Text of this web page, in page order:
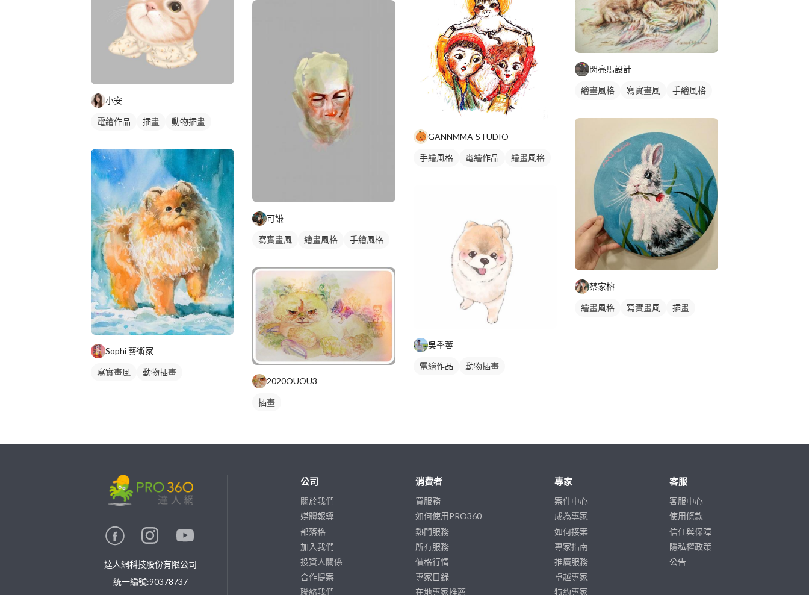
小安
電繪作品 插畫 動物插畫
Sophi 藝術家
寫實畫風 動物插畫
可謙
寫實畫風 繪畫風格
手繪風格
2020OUOU3
插畫
GANNMMA∙STUDIO
手繪風格 電繪作品
繪畫風格
吳季蓉
電繪作品 動物插畫
閃亮馬設計
繪畫風格 寫實畫風
手繪風格
蔡家榕
繪畫風格 寫實畫風
插畫
達人網科技股份有限公司
統一編號:90378737
公司
關於我們
媒體報導
部落格
加入我們
投資人關係
合作提案
聯絡我們
消費者
買服務
如何使用PRO360
熱門服務
所有服務
價格行情
專家目錄
在地專家推薦
專家
案件中心
成為專家
如何接案
專家指南
推廣服務
卓越專家
特約專家
客服
客服中心
使用條款
信任與保障
隱私權政策
公告